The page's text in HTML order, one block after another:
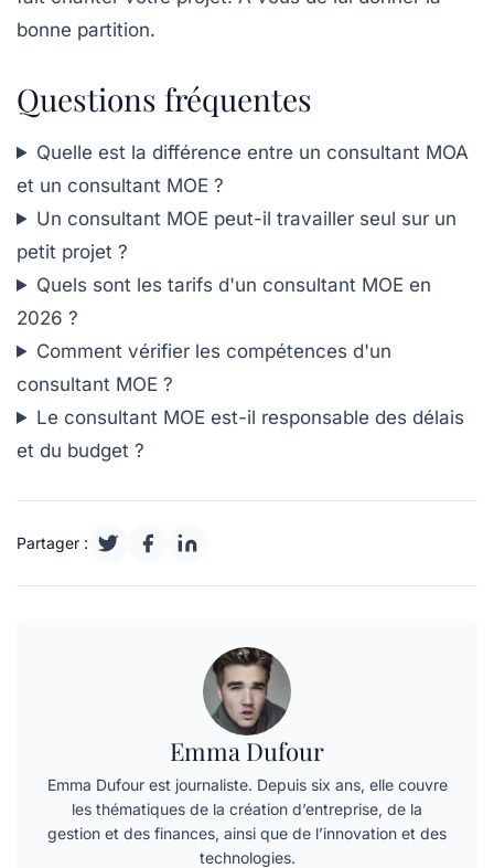
bonne partition.
Questions fréquentes
Quelle est la différence entre un consultant MOA
et un consultant MOE ?
Un consultant MOE peut-il travailler seul sur un
petit projet ?
Quels sont les tarifs d'un consultant MOE en
2026 ?
Comment vérifier les compétences d'un
consultant MOE ?
Le consultant MOE est-il responsable des délais
et du budget ?
Partager :
Emma Dufour
Emma Dufour est journaliste. Depuis six ans, elle couvre
les thématiques de la création d’entreprise, de la
gestion et des finances, ainsi que de l’innovation et des
technologies.